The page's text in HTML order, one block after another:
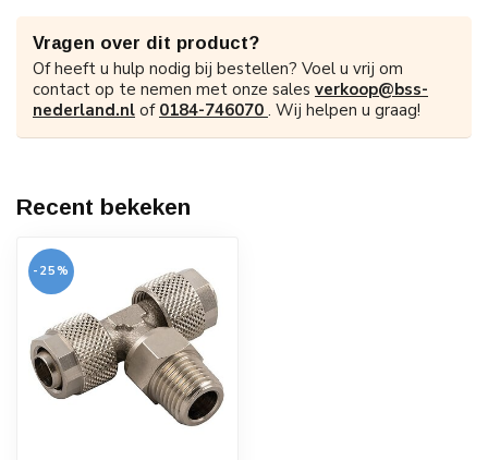
Vragen over dit product?
Of heeft u hulp nodig bij bestellen? Voel u vrij om
contact op te nemen met onze sales verkoop@bss-
nederland.nl of 0184-746070 . Wij helpen u graag!
Recent bekeken
-25%